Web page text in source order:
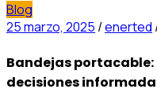
Blog
25 marzo, 2025 /enerted
Bandejas
decisiones